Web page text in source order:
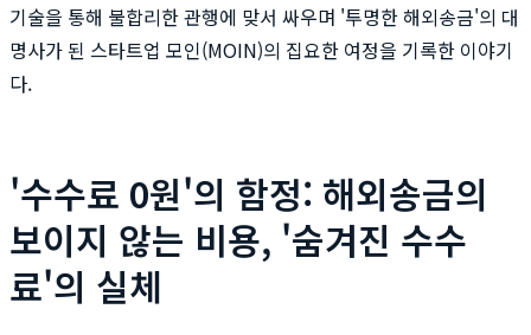
기술을 통해 불합리한 관행에 맞서 싸우며 '투명한 해외송금'의 대
명사가 된 스타트업 모인(MOIN)의 집요한 여정을 기록한 이야기
다.
'수수료 0원'의 함정: 해외송금의
보이지 않는 비용, '숨겨진 수수
료'의 실체